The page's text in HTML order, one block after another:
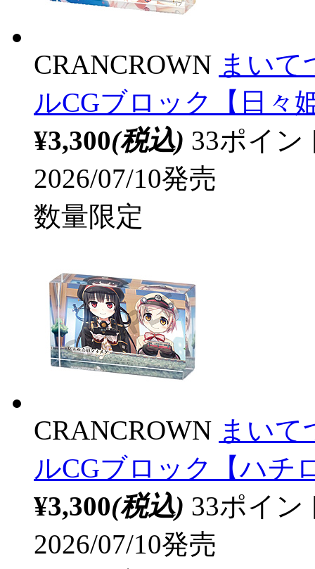
CRANCROWN まいて
ルCGブロック【日々
¥3,300(税込) 33ポイ
2026/07/10発売
数量限定
CRANCROWN まいて
ルCGブロック【ハチ
¥3,300(税込) 33ポイ
2026/07/10発売